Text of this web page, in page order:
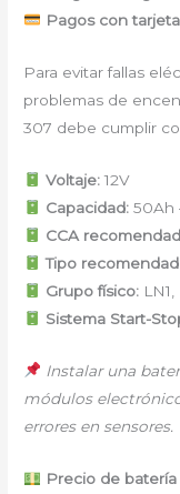
Pagos con
Para evitar fallas
problemas de
307 debe cumplir
Voltaje:12V
Capacidad:50Ah
CCA
Tipo
Grupo físico:LN1,
Sistema Start-
Instalar una
módulos
errores en sensores.
Precio de